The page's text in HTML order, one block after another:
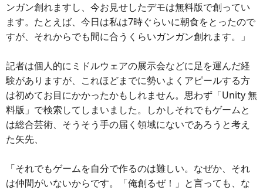
ンガン創れますし、今お見せしたデモは無料版で創ってい
ます。たとえば、今日は私は7時ぐらいに朝食をとったので
すが、それからでも間に合うくらいガンガン創れます。」
記者は個人的にミドルウェアの展示会などに足を運んだ経
験がありますが、これほどまでに勢いよくアピールする方
は初めてお目にかかったかもしれません。思わず「Unity 無
料版」で検索してしまいました。しかしそれでもゲームと
は総合芸術、そうそう手の届く領域にないであろうと考え
た矢先、
「それでもゲームを自分で作るのは難しい。なぜか、それ
は仲間がいないからです。「俺創るぜ！」と言っても、な